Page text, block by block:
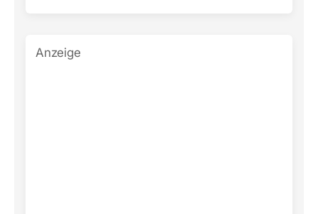
Anzeige